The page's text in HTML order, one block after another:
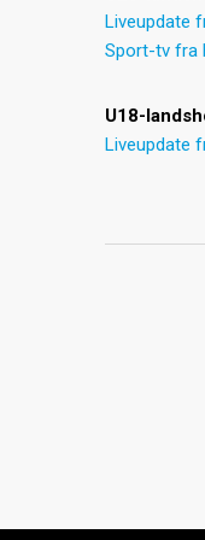
Liveupdate
Sport-tv fra
U18-
Liveupdate